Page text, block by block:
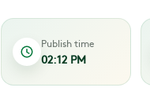
Publish time
02:12 PM